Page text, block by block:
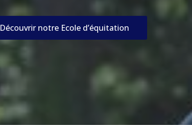
Découvrir notre Ecole d’équitation